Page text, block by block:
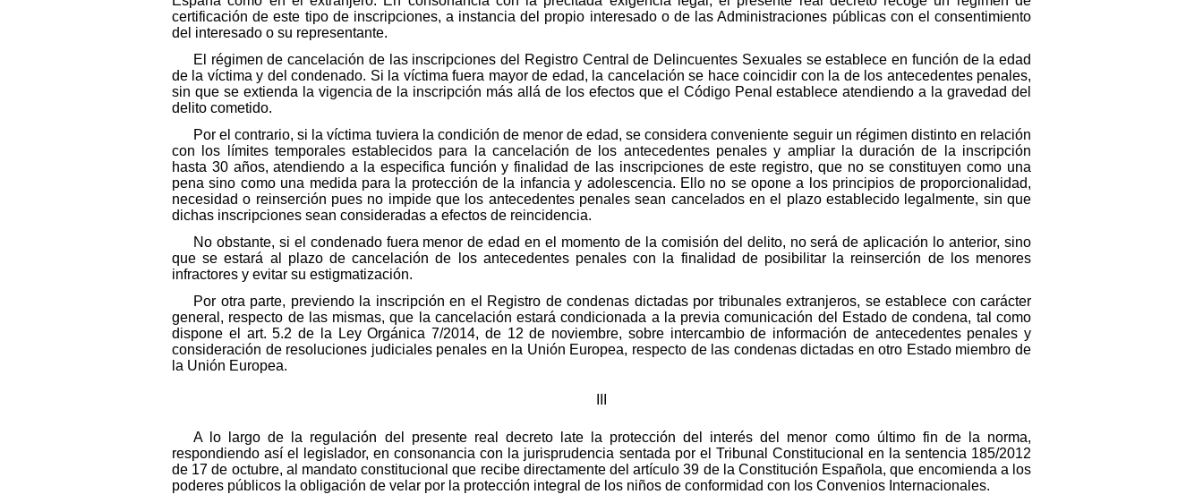
certificación de este tipo de inscripciones, a instancia del propio interesado o de las Administraciones públicas con el consentimiento
del interesado o su representante.
El régimen de cancelación de las inscripciones del Registro Central de Delincuentes Sexuales se establece en función de la edad
de la víctima y del condenado. Si la víctima fuera mayor de edad, la cancelación se hace coincidir con la de los antecedentes penales,
sin que se extienda la vigencia de la inscripción más allá de los efectos que el Código Penal establece atendiendo a la gravedad del
delito cometido.
Por el contrario, si la víctima tuviera la condición de menor de edad, se considera conveniente seguir un régimen distinto en relación
con los límites temporales establecidos para la cancelación de los antecedentes penales y ampliar la duración de la inscripción
hasta 30 años, atendiendo a la especifica función y finalidad de las inscripciones de este registro, que no se constituyen como una
pena sino como una medida para la protección de la infancia y adolescencia. Ello no se opone a los principios de proporcionalidad,
necesidad o reinserción pues no impide que los antecedentes penales sean cancelados en el plazo establecido legalmente, sin que
dichas inscripciones sean consideradas a efectos de reincidencia.
No obstante, si el condenado fuera menor de edad en el momento de la comisión del delito, no será de aplicación lo anterior, sino
que se estará al plazo de cancelación de los antecedentes penales con la finalidad de posibilitar la reinserción de los menores
infractores y evitar su estigmatización.
Por otra parte, previendo la inscripción en el Registro de condenas dictadas por tribunales extranjeros, se establece con carácter
general, respecto de las mismas, que la cancelación estará condicionada a la previa comunicación del Estado de condena, tal como
dispone el art. 5.2 de la Ley Orgánica 7/2014, de 12 de noviembre, sobre intercambio de información de antecedentes penales y
consideración de resoluciones judiciales penales en la Unión Europea, respecto de las condenas dictadas en otro Estado miembro de
la Unión Europea.
A lo largo de la regulación del presente real decreto late la protección del interés del menor como último fin de la norma,
respondiendo así el legislador, en consonancia con la jurisprudencia sentada por el Tribunal Constitucional en la sentencia 185/2012
de 17 de octubre, al mandato constitucional que recibe directamente del artículo 39 de la Constitución Española, que encomienda a los
poderes públicos la obligación de velar por la protección integral de los niños de conformidad con los Convenios Internacionales.